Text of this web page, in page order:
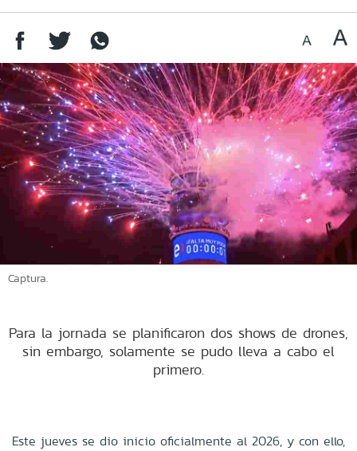
Captura.
Para la jornada se planificaron dos shows de drones,
sin embargo, solamente se pudo lleva a cabo el
primero.
Este jueves se dio inicio oficialmente al 2026, y con ello,